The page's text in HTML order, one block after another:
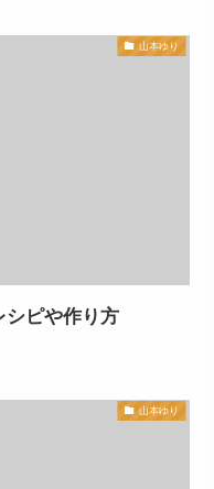
山本ゆり
シピや作り方
山本ゆり